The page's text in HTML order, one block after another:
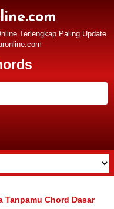
Terlengkap Paling Update
Tanpamu Chord Dasar